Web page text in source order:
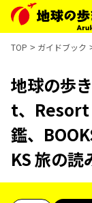
TOP ガイドブック
地球の歩
t、Resort
鑑、
KS 旅の